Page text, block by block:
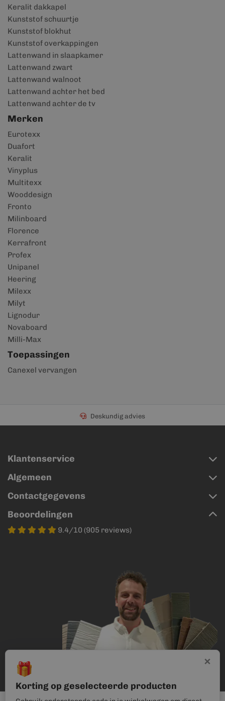
Keralit dakkapel
Kunststof schuurtje
Kunststof blokhut
Kunststof overkappingen
Lattenwand in slaapkamer
Lattenwand zwart
Lattenwand walnoot
Lattenwand achter het bed
Lattenwand achter de tv
Merken
Eurotexx
Duafort
Keralit
Vinyplus
Multitexx
Wooddesign
Fronto
Milinboard
Florence
Kerrafront
Profex
Unipanel
Heering
Milexx
Milyt
Lignodur
Novaboard
Milli-Max
Toepassingen
Canexel vervangen
Deskundig advies
Klantenservice
Algemeen
Contactgegevens
Beoordelingen
9.4/10 (905 reviews)
×
🎁
Korting op geselecteerde producten